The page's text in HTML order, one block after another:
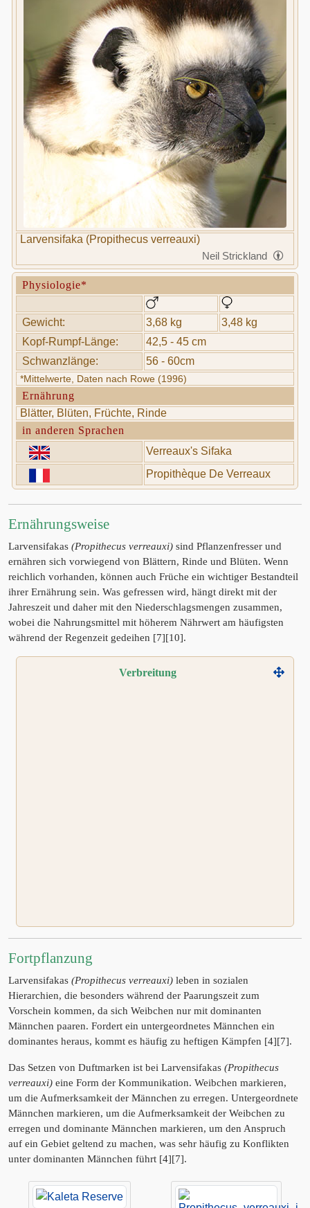
Larvensifaka (Propithecus verreauxi)
Neil Strickland
Physiologie*
Gewicht: 3,68 kg
3,48 kg
Kopf-Rumpf-Länge:
42,5 - 45 cm
Schwanzlänge:
56 - 60cm
*Mittelwerte, Daten nach Rowe (1996)
Ernährung
Blätter, Blüten, Früchte, Rinde
in anderen Sprachen
Verreaux's Sifaka
Propithèque De Verreaux
Ernährungsweise
Larvensifakas (Propithecus verreauxi) sind Pflanzenfresser und
ernähren sich vorwiegend von Blättern, Rinde und Blüten. Wenn
reichlich vorhanden, können auch Früche ein wichtiger Bestandteil
ihrer Ernährung sein. Was gefressen wird, hängt direkt mit der
Jahreszeit und daher mit den Niederschlagsmengen zusammen,
wobei die Nahrungsmittel mit höherem Nährwert am häufigsten
während der Regenzeit gedeihen [7][10].
Verbreitung
Fortpflanzung
Larvensifakas (Propithecus verreauxi) leben in sozialen
Hierarchien, die besonders während der Paarungszeit zum
Vorschein kommen, da sich Weibchen nur mit dominanten
Männchen paaren. Fordert ein untergeordnetes Männchen ein
dominantes heraus, kommt es häufig zu heftigen Kämpfen [4][7].
Das Setzen von Duftmarken ist bei Larvensifakas (Propithecus
verreauxi) eine Form der Kommunikation. Weibchen markieren,
um die Aufmerksamkeit der Männchen zu erregen. Untergeordnete
Männchen markieren, um die Aufmerksamkeit der Weibchen zu
erregen und dominante Männchen markieren, um den Anspruch
auf ein Gebiet geltend zu machen, was sehr häufig zu Konflikten
unter dominanten Männchen führt [4][7].